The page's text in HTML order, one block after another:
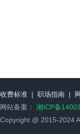
收费标准 | 职场指南 |
网站备案： 湘ICP备
Copyright @ 2015-2024